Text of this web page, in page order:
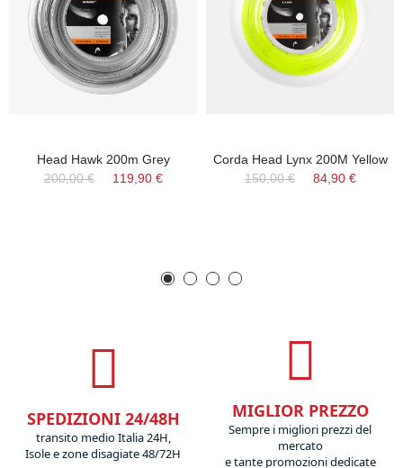
Head Hawk 200m Grey
200,00 €
119,90 €
Corda Head Lynx 200M Yellow
150,00 €
84,90 €
SPEDIZIONI 24/48H
transito medio Italia 24H,
Isole e zone disagiate 48/72H
MIGLIOR PREZZO
Sempre i migliori prezzi del
mercato
e tante promozioni dedicate